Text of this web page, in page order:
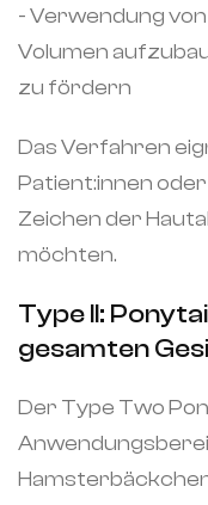
- Verwendung
Volumen
zu fördern
Das Verfahren
Patient:innen
Zeichen der
möchten.
Type II:
gesamten
Der Type Two